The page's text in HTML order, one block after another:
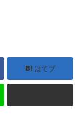
はてブ